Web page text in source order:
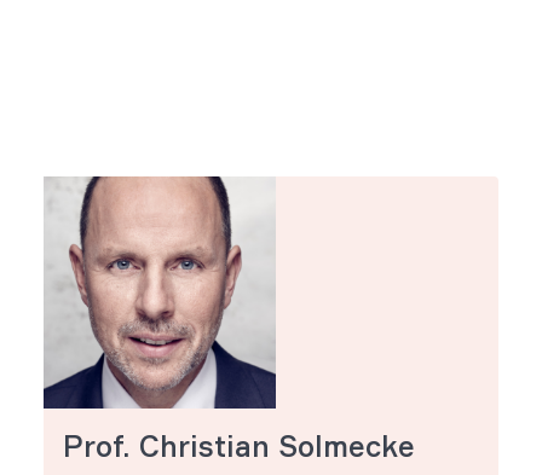
Prof. Christian Solmecke